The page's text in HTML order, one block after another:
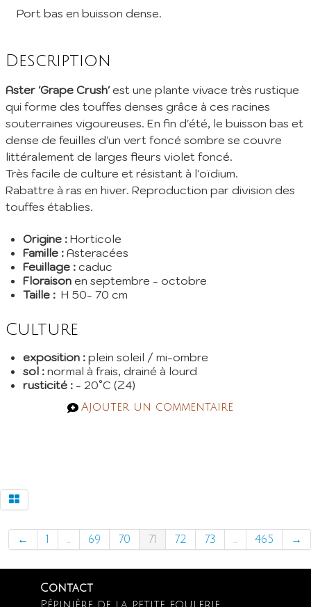
Port bas en buisson dense.
Description
Aster 'Grape Crush'est une plante vivace très rustique
qui forme des touffes denses grâce à ces racines
souterraines vigoureuses. En fin d'été, le buisson bas et
dense de feuilles d'un vert foncé sombre se couvre
littéralement de larges fleurs violet foncé.
Très facile de culture et résistant à l'oïdium.
Rabattre à ras en hiver. Reproduction par division des
touffes établies.
Origine : Horticole
Famille : Asteracées
Feuillage : caduc
Floraison en septembre - octobre
Taille : H 50- 70 cm
Culture
exposition : plein soleil / mi-ombre
sol : normal à frais, drainé à lourd
rusticité : - 20°C (Z4)
Ajouter un commentaire
← 1 ... 69 70 71 72 73 ... 465 →
Contact
Inscrivez vous à notre newsletter mensuelle pour recevoir les
cours... (1 mail/ mois max)
Je m'abonne
En envoyant mes informations, j'accepte votrePolitique de confidentialité